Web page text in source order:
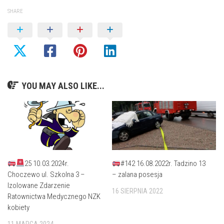
SHARE
YOU MAY ALSO LIKE...
25 10.03.2024r.
Choczewo ul. Szkolna 3 –
Izolowane Zdarzenie
Ratownictwa Medycznego NZK
kobiety
#142 16.08.2022r. Tadzino 13
– zalana posesja
16 SIERPNIA 2022